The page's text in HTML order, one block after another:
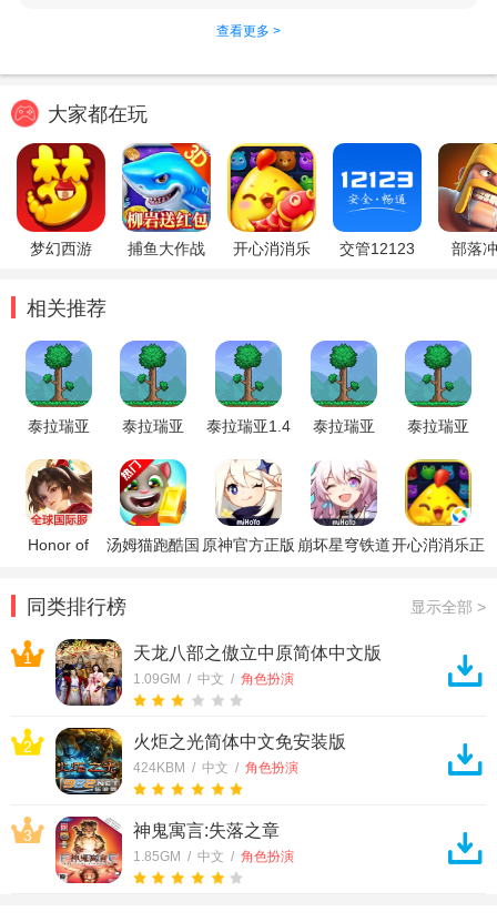
查看更多 >
大家都在玩
梦幻西游 捕鱼大作战 开心消消乐 交管12123 部落
相关推荐
泰拉瑞亚
版(Terraria)
泰拉瑞亚
泰拉瑞亚1.4
(Terraria)
泰拉瑞亚
资源版
泰拉瑞亚
版
Honor of
汤姆猫跑酷国 原神官方正版 崩坏星穹铁道开心消消乐正
同类排行榜 显示全部 >
1 天龙八部之傲立中原简体中文版
1.09GM / 中文 / 角色扮演
2 火炬之光简体中文免安装版
424KBM / 中文 / 角色扮演
3 神鬼寓言:失落之章
1.85GM / 中文 / 角色扮演